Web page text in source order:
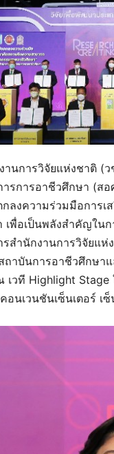
านการวิจัยแห่งชาติ (
รการอาชีวศึกษา (ส
ลงความร่วมมือการ
เพื่อเป็นพลังสำคัญใ
สำนักงานการวิจัยแ
าบันการอาชีวศึกษา
วที Highlight Stage
นเวนชันเซ็นเตอร์ เ